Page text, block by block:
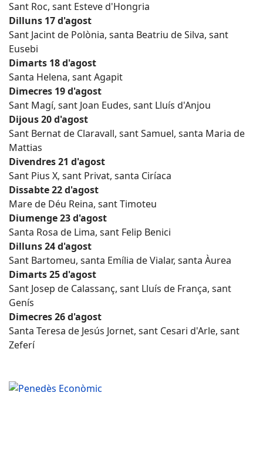
Sant Roc, sant Esteve d'Hongria
Dilluns 17 d'agost
Sant Jacint de Polònia, santa Beatriu de Silva, sant
Eusebi
Dimarts 18 d'agost
Santa Helena, sant Agapit
Dimecres 19 d'agost
Sant Magí, sant Joan Eudes, sant Lluís d'Anjou
Dijous 20 d'agost
Sant Bernat de Claravall, sant Samuel, santa Maria de
Mattias
Divendres 21 d'agost
Sant Pius X, sant Privat, santa Ciríaca
Dissabte 22 d'agost
Mare de Déu Reina, sant Timoteu
Diumenge 23 d'agost
Santa Rosa de Lima, sant Felip Benici
Dilluns 24 d'agost
Sant Bartomeu, santa Emília de Vialar, santa Àurea
Dimarts 25 d'agost
Sant Josep de Calassanç, sant Lluís de França, sant
Genís
Dimecres 26 d'agost
Santa Teresa de Jesús Jornet, sant Cesari d'Arle, sant
Zeferí